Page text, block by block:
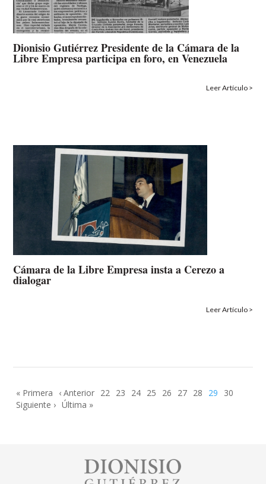
Dionisio Gutiérrez Presidente de la Cámara de la
Libre Empresa participa en foro, en Venezuela
Leer Artículo >
Cámara de la Libre Empresa insta a Cerezo a
dialogar
Leer Artículo >
Primera
página
« Primera
Página
anterior
‹ Anterior Page
22 Page
23 Page
24 Page
25 Page
26 Page
27 Page
28
Página
29 Page
30
Siguiente
Siguiente › Última
Última »